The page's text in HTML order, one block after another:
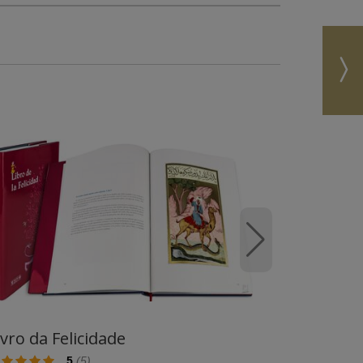
(Smithsonian Institution)
-
Alain Touwaide
library of count Eberhard im Bart
Berlin)
-
Carlos Miranda García-Tejedor (Doctor
König and Carlos Miranda García-
y un apoyo administrativo para su adquisición
por fólio
€
da Felicidade